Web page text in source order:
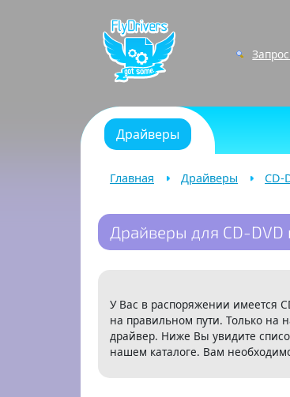
Драйверы
Главная Драйверы CD-
Драйверы для CD-
У Вас в распоряжении имеется
на правильном пути. Только на
драйвер. Ниже Вы увидите
нашем каталоге. Вам